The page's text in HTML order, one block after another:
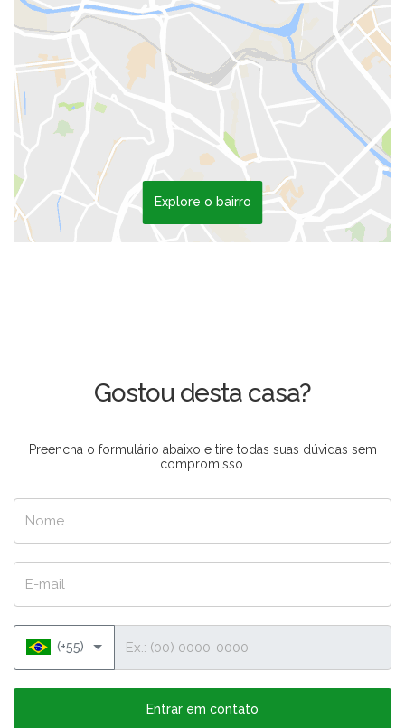
Explore o bairro
Gostou desta casa?
Preencha o formulário abaixo e tire todas suas dúvidas sem
compromisso.
(+55)
Entrar em contato